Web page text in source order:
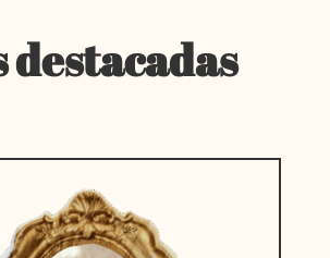
destacadas